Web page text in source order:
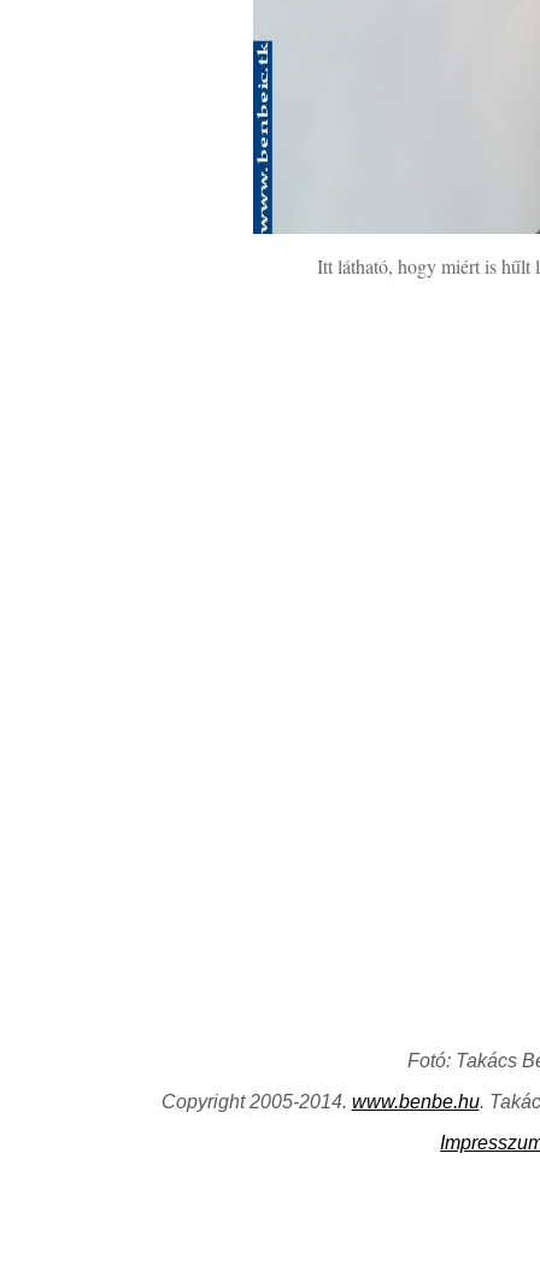
Itt látható, hogy miért is hűlt
Fotó: Takács
Copyright 2005-2014. www.benbe.hu.